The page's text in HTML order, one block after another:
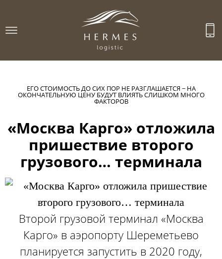
ЕГО СТОИМОСТЬ ДО СИХ ПОР НЕ РАЗГЛАШАЕТСЯ − НА
ОКОНЧАТЕЛЬНУЮ ЦЕНУ БУДУТ ВЛИЯТЬ СЛИШКОМ МНОГО
ФАКТОРОВ
​«Москва Карго» отложила
пришествие второго
грузового… терминала
Второй грузовой терминал «Москва
Карго» в аэропорту Шереметьево
планируется запустить в 2020 году,